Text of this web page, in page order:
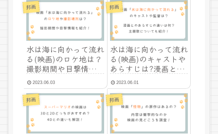
邦画
水は海に向かって流れ
る(映画)のロケ地は？
撮影期間や目撃情報を
紹介！
2023.06.03
邦画
水は海に向かって流れ
る(映画)のキャストや
あらすじは?漫画との
違いは何?
2023.06.01
邦画 邦画